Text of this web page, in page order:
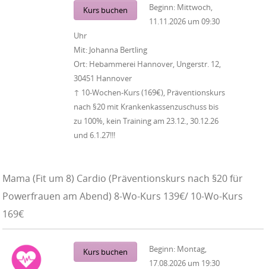
Kurs buchen Beginn: Mittwoch,
11.11.2026 um 09:30
Uhr
Mit: Johanna Bertling
Ort: Hebammerei Hannover, Ungerstr. 12,
30451 Hannover
↑ 10-Wochen-Kurs (169€), Präventionskurs
nach §20 mit Krankenkassenzuschuss bis
zu 100%, kein Training am 23.12., 30.12.26
und 6.1.27!!!
Mama (Fit um 8) Cardio (Präventionskurs nach §20 für
Powerfrauen am Abend) 8-Wo-Kurs 139€/ 10-Wo-Kurs
169€
Kurs buchen Beginn: Montag,
17.08.2026 um 19:30